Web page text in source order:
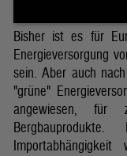
Bisher ist es für
Energieversorgung
sein. Aber auch
"grüne"
angewiesen, für